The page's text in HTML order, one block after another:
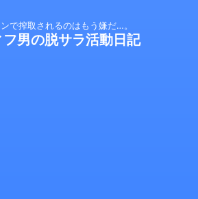
で搾取されるのはもう嫌だ…。
フ男の脱サラ活動日記